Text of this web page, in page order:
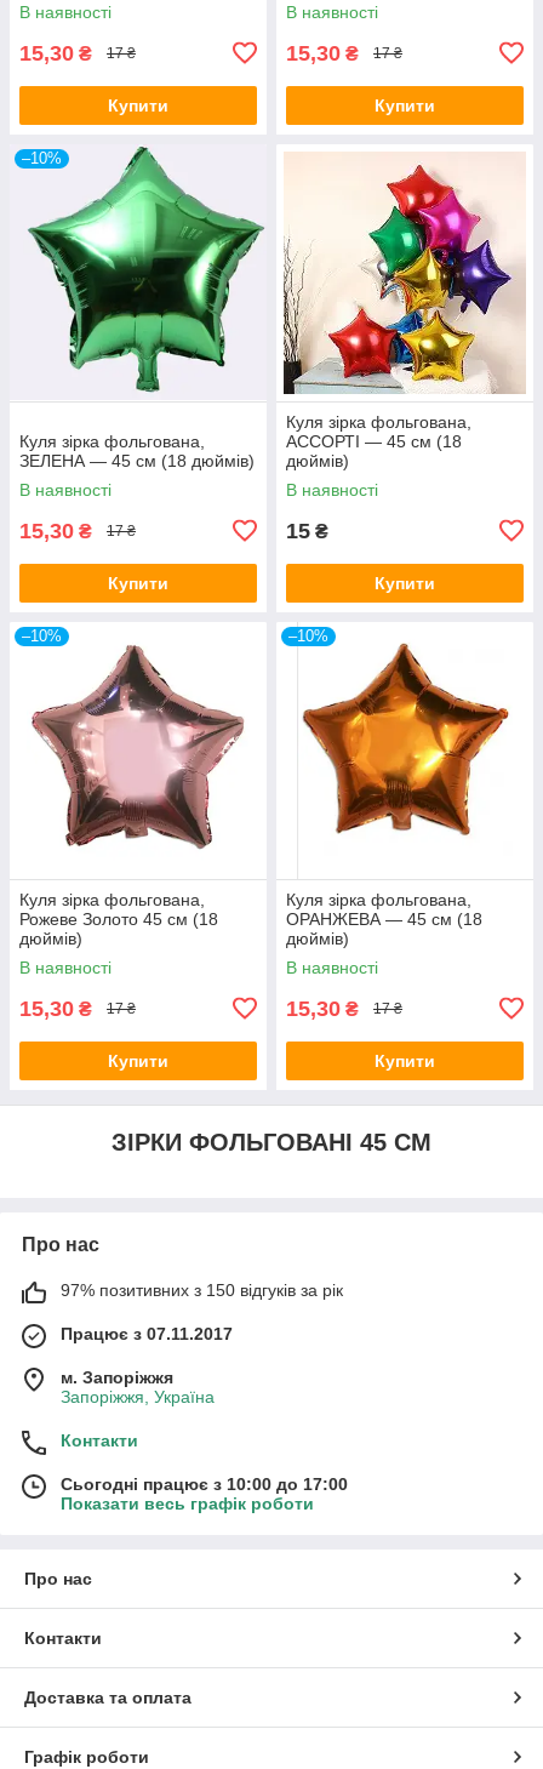
В наявності
15,30 ₴ 17 ₴
Купити
В наявності
15,30 ₴ 17 ₴
Купити
–10%
Куля зірка фольгована,
ЗЕЛЕНА — 45 см (18 дюймів)
В наявності
15,30 ₴ 17 ₴
Купити
Куля зірка фольгована,
АССОРТІ — 45 см (18
дюймів)
В наявності
15 ₴
Купити
–10%
Куля зірка фольгована,
Рожеве Золото 45 см (18
дюймів)
В наявності
15,30 ₴ 17 ₴
Купити
–10%
Куля зірка фольгована,
ОРАНЖЕВА — 45 см (18
дюймів)
В наявності
15,30 ₴ 17 ₴
Купити
ЗІРКИ ФОЛЬГОВАНІ 45 СМ
Про нас
97% позитивних з 150 відгуків за рік
Працює з 07.11.2017
м. Запоріжжя
Запоріжжя, Україна
Контакти
Сьогодні працює з 10:00 до 17:00
Показати весь графік роботи
Про нас
Контакти
Доставка та оплата
Графік роботи